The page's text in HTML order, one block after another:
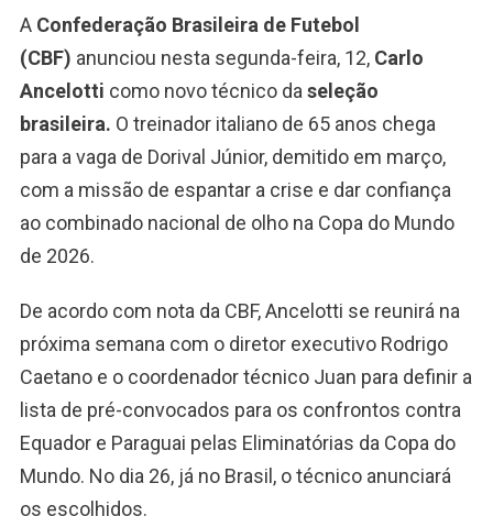
A Confederação Brasileira de Futebol
(CBF) anunciou nesta segunda-feira, 12, Carlo
Ancelotti como novo técnico da seleção
brasileira. O treinador italiano de 65 anos chega
para a vaga de Dorival Júnior, demitido em março,
com a missão de espantar a crise e dar confiança
ao combinado nacional de olho na Copa do Mundo
de 2026.
De acordo com nota da CBF, Ancelotti se reunirá na
próxima semana com o diretor executivo Rodrigo
Caetano e o coordenador técnico Juan para definir a
lista de pré-convocados para os confrontos contra
Equador e Paraguai pelas Eliminatórias da Copa do
Mundo. No dia 26, já no Brasil, o técnico anunciará
os escolhidos.